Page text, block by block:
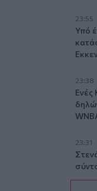
23:55
Υπό
23:38
Ενές
23:31